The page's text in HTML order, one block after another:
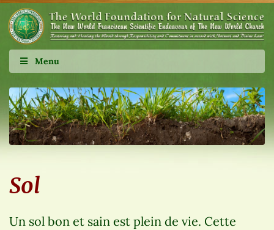
Menu
Sol
Un sol bon et sain est plein de vie. Cette